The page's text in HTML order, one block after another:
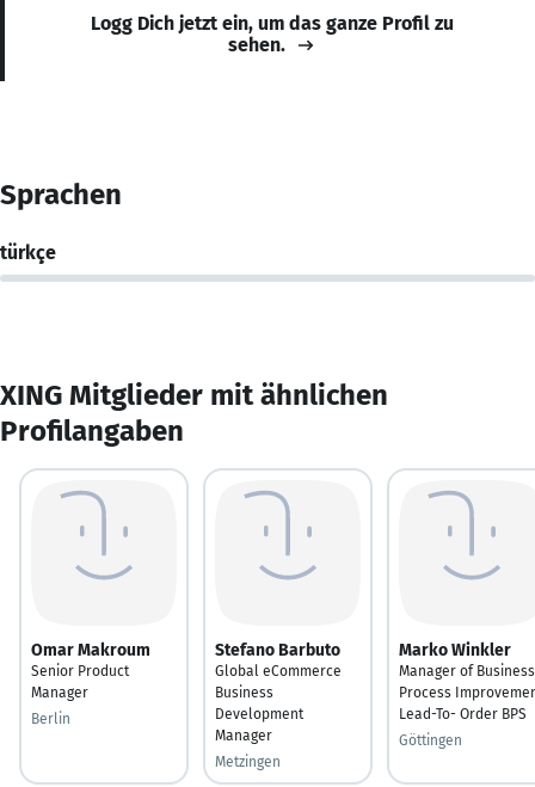
Logg Dich jetzt ein, um das ganze Profil zu
sehen.
Sprachen
türkçe
XING Mitglieder mit ähnlichen
Profilangaben
Omar Makroum
Senior Product
Manager
Berlin
Stefano Barbuto
Global eCommerce
Business
Development
Manager
Metzingen
Marko Winkler
Manager of Business
Process
Lead-To- Order BPS
Göttingen